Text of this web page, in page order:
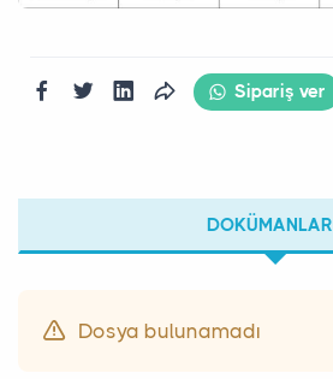
Sipariş ver
DOKÜMANLAR
Dosya bulunamadı